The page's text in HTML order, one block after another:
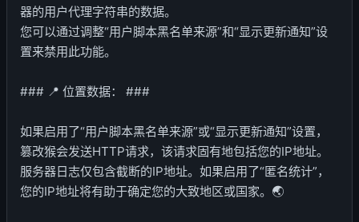
器的用户代理字符串的数据。
您可以通过调整“用户脚本黑名单来源”和“显示更新通知”设
置来禁用此功能。
### 📍 位置数据： ###
如果启用了“用户脚本黑名单来源”或“显示更新通知”设置，
篡改猴会发送HTTP请求，该请求固有地包括您的IP地址。
服务器日志仅包含截断的IP地址。如果启用了“匿名统计”，
您的IP地址将有助于确定您的大致地区或国家。🌏